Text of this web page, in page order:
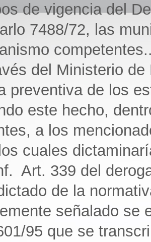
de vigencia del
7488/72, las
del Ministerio
preventiva de los
este hecho,
a los
cuales
Art. 339 del
de la
señalado se
95 que se